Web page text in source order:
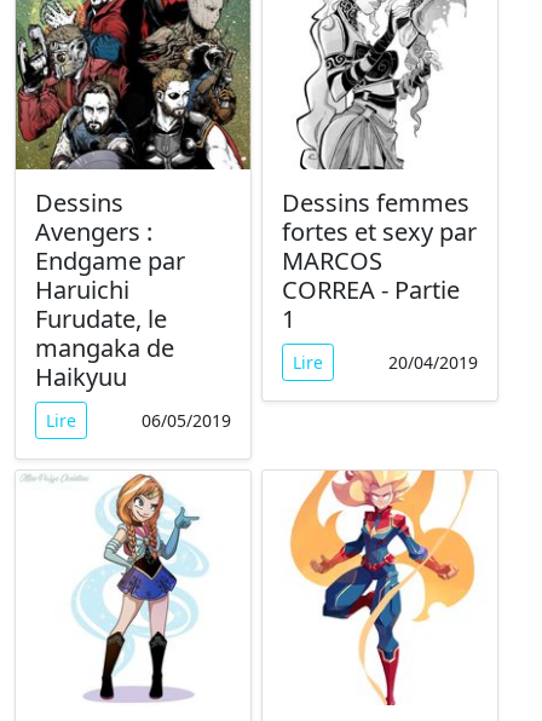
Dessins
Avengers :
Endgame par
Haruichi
Furudate, le
mangaka de
Haikyuu
Lire 06/05/2019
Dessins femmes
fortes et sexy par
MARCOS
CORREA - Partie
1
Lire 20/04/2019